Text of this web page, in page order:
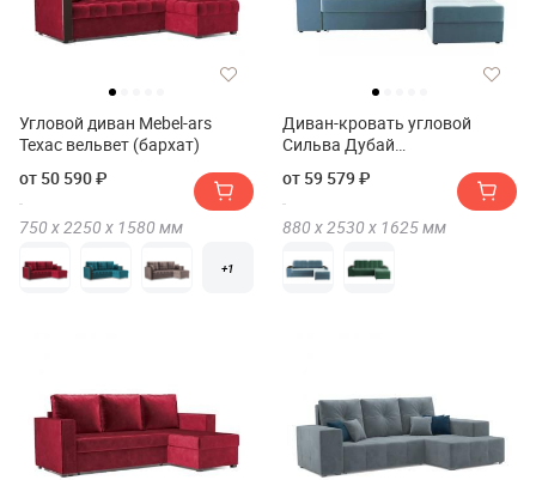
Угловой диван Mebel-ars
Техас вельвет (бархат)
от 50 590 ₽
750 х2250 х 1580 мм
+1
Диван-кровать угловой
Сильва Дубай
от 59 579 ₽
880 х2530 х 1625мм